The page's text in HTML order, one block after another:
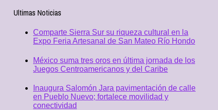
Ultimas Noticias
Comparte Sierra Sur su riqueza cultural en la
Expo Feria Artesanal de San Mateo Río Hondo
México suma tres oros en última jornada de los
Juegos Centroamericanos y del Caribe
Inaugura Salomón Jara pavimentación de calle
en Pueblo Nuevo; fortalece movilidad y
conectividad